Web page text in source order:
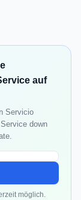
auf
Servicio
down
möglich.